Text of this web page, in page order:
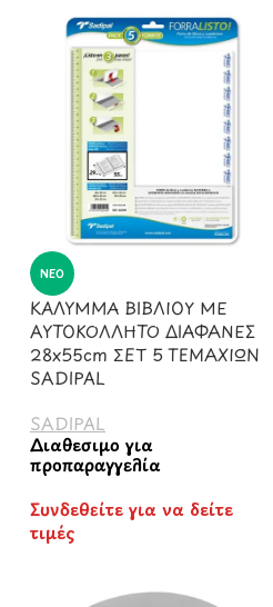
ΝΈΟ
ΚΑΛΥΜΜΑ ΒΙΒΛΙΟΥ ΜΕ
ΑΥΤΟΚΟΛΛΗΤΟ ΔΙΑΦΑΝΕΣ
28x55cm ΣΕΤ 5 ΤΕΜΑΧΙΩΝ
SADIPAL
SADIPAL
Διαθέσιμο για
προπαραγγελία
Συνδεθείτε για να δείτε
τιμές